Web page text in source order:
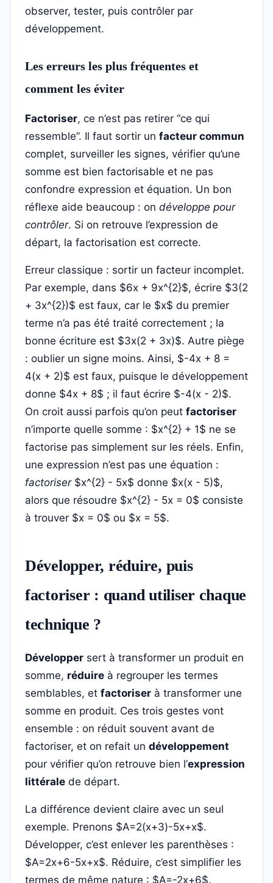
observer, tester, puis contrôler par
développement.
Les erreurs les plus fréquentes et
comment les éviter
Factoriser, ce n’est pas retirer “ce qui
ressemble”. Il faut sortir un facteur commun
complet, surveiller les signes, vérifier qu’une
somme est bien factorisable et ne pas
confondre expression et équation. Un bon
réflexe aide beaucoup : on développe pour
contrôler. Si on retrouve l’expression de
départ, la factorisation est correcte.
Erreur classique : sortir un facteur incomplet.
Par exemple, dans $6x + 9x^{2}$, écrire $3(2
+ 3x^{2})$ est faux, car le $x$ du premier
terme n’a pas été traité correctement ; la
bonne écriture est $3x(2 + 3x)$. Autre piège
: oublier un signe moins. Ainsi, $-4x + 8 =
4(x + 2)$ est faux, puisque le développement
donne $4x + 8$ ; il faut écrire $-4(x - 2)$.
On croit aussi parfois qu’on peut factoriser
n’importe quelle somme : $x^{2} + 1$ ne se
factorise pas simplement sur les réels. Enfin,
une expression n’est pas une équation :
factoriser$x^{2} - 5x$ donne $x(x - 5)$,
alors que résoudre $x^{2} - 5x = 0$ consiste
à trouver $x = 0$ ou $x = 5$.
Développer, réduire, puis
factoriser : quand utiliser chaque
technique ?
Développer sert à transformer un produit en
somme, réduire à regrouper les termes
semblables, et factoriser à transformer une
somme en produit. Ces trois gestes vont
ensemble : on réduit souvent avant de
factoriser, et on refait un développement
pour vérifier qu’on retrouve bien l’expression
littérale de départ.
La différence devient claire avec un seul
exemple. Prenons $A=2(x+3)-5x+x$.
Développer, c’est enlever les parenthèses :
$A=2x+6-5x+x$. Réduire, c’est simplifier les
termes de même nature : $A=-2x+6$.